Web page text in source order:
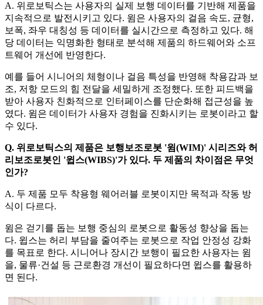
A. 위로보틱스는 사용자의 실제 보행 데이터를 기반해 제품을
지속적으로 발전시키고 있다. 윔은 사용자의 걸음 속도, 균형,
보폭, 좌우 대칭성 등 데이터를 실시간으로 측정하고 있다. 해
당 데이터는 익명화한 형태로 분석해 제품의 하드웨어와 소프
트웨어 개선에 반영한다.
예를 들어 시니어의 체형이나 걸음 특성을 반영해 착용감과 보
조, 저항 모드의 힘 전달을 세밀하게 조정했다. 또한 피드백을
받아 사용자 친화적으로 인터페이스를 단순화해 접근성을 높
였다. 윔은 데이터가 사용자 경험을 진화시키는 로봇이라고 할
수 있다.
Q. 위로보틱스의 제품은 보행보조로봇 '윔(WIM)' 시리즈와 허
리보조로봇인 '윕스(WIBS)'가 있다. 두 제품의 차이점은 무엇
인가?
A. 두 제품 모두 착용형 웨어러블 로봇이지만 목적과 작동 방
식이 다르다.
윔은 걷기를 돕는 보행 중심의 로봇으로 활동성 향상을 돕는
다. 윕스는 허리 부담을 줄여주는 로봇으로 작업 안정성 강화
를 목표로 한다. 시니어나 장시간 보행이 필요한 사용자는 윔
을, 물류 ·건설 등 근로환경 개선이 필요하다면 윕스를 활용하
면 된다.